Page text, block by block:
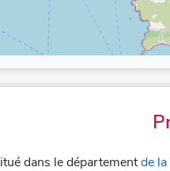
dans le départementde